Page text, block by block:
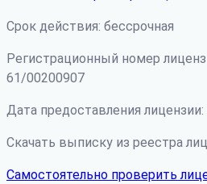
Срок действия: бессрочная
Регистрационный номер
61/00200907
Дата предоставления
Скачать выписку из реестра
Самостоятельно проверить